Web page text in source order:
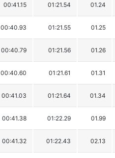
00:41.15 01:21.54 01.24
00:40.93 01:21.55 01.25
00:40.79 01:21.56 01.26
00:40.60 01:21.61 01.31
00:41.03 01:21.64 01.34
00:41.38 01:22.29 01.99
00:41.32 01:22.43 02.13